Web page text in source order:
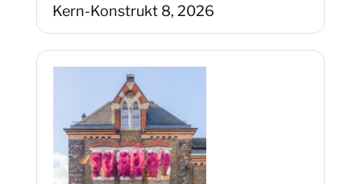
Kern-Konstrukt 8, 2026